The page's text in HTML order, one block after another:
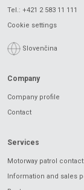
Tel.: +421 2 583 11 111
Cookie settings
Slovenčina
Company
Company profile
Contact
Services
Motorway patrol
Information and sales